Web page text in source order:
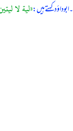
۔ ابوداؤد کہتے ہیں:«لية لا